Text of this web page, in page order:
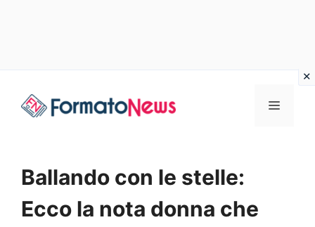
Menu
Ballando con le stelle:
Ecco la nota donna che